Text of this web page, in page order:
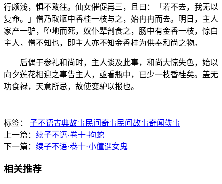
行颇浅，惧不敢往。仙女催促再三，且曰：「若不去，我无以
复命。」僧乃取瓶中香桂一枝与之，始冉冉而去。明日，主人
家产一驴，堕地而死，奴仆辈剖食之，肠中有金香一枝，惊白
主人，僧不知也，即主人亦不知金香桂为供奉和尚之物。
后偶于参礼和尚时，主人谈及此事，和尚大惊失色，始以
向夕莲花相迎之事告主人，亟看瓶中，已少一枝香桂矣。盖无
功食禄，天意所忌，故使变驴以报也。
标签： 子不语古典故事民间奇事民间故事奇闻轶事
上一篇： 续子不语·卷十·拘蛇
下一篇： 续子不语·卷十·小僮遇女鬼
相关推荐